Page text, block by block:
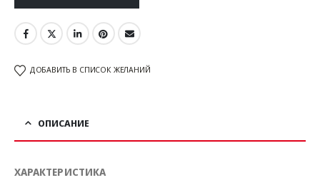
ДОБАВИТЬ В СПИСОК ЖЕЛАНИЙ
ОПИСАНИЕ
ХАРАКТЕРИСТИКА